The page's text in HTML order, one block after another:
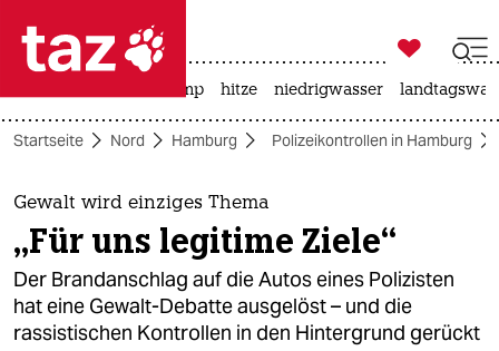
 taz zahl ich
taz zahl ich
themen
politik
öko

taz zahl ich
usa unter trump hitze niedrigwasser
Startseite Nord Hamburg Polizeikontrollen in Hamburg
Gewalt wird einziges Thema
„Für uns legitime Ziele“
Der Brandanschlag auf die Autos eines Polizisten
hat eine Gewalt-Debatte ausgelöst – und die
rassistischen Kontrollen in den Hintergrund gerückt